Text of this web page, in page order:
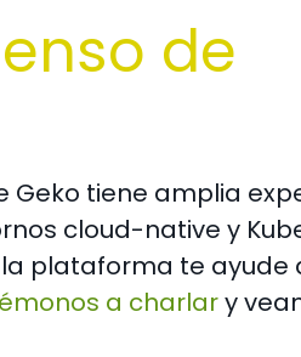
de
Geko tiene amplia
cloud-native y
plataforma te ayude
a charlary